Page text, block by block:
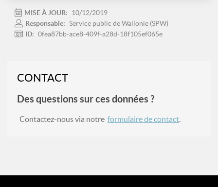
MISE À JOUR:
10/12/2019
Responsable: Service public de Wallonie (SPW)
ID: 0fea87bb-ace8-409f-a28d-18f105ef065e
CONTACT
Des questions sur ces données ?
Contactez-nous via notre formulaire de contact